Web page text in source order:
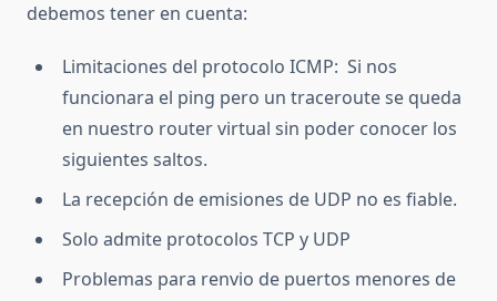
debemos tener en cuenta:
Limitaciones del protocolo ICMP: Si nos
funcionara el ping pero un traceroute se queda
en nuestro router virtual sin poder conocer los
siguientes saltos.
La recepción de emisiones de UDP no es fiable.
Solo admite protocolos TCP y UDP
Problemas para renvio de puertos menores de